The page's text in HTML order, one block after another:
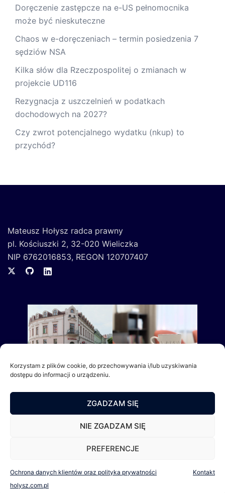
Korzystam z plików cookie, do przechowywania i/lub uzyskiwania
dostępu do informacji o urządzeniu.
ZGADZAM SIĘ
NIE ZGADZAM SIĘ
PREFERENCJE
Ochrona danych klientów oraz polityka prywatności
holysz.com.pl
Kontakt
Doręczenie zastępcze na e-US pełnomocnika
może być nieskuteczne
Chaos w e-doręczeniach – termin posiedzenia 7
sędziów NSA
Kilka słów dla Rzeczpospolitej o zmianach w
projekcie UD116
Rezygnacja z uszczelnień w podatkach
dochodowych na 2027?
Czy zwrot potencjalnego wydatku (nkup) to
przychód?
Mateusz Hołysz radca prawny
pl. Kościuszki 2, 32-020 Wieliczka
NIP 6762016853, REGON 120707407